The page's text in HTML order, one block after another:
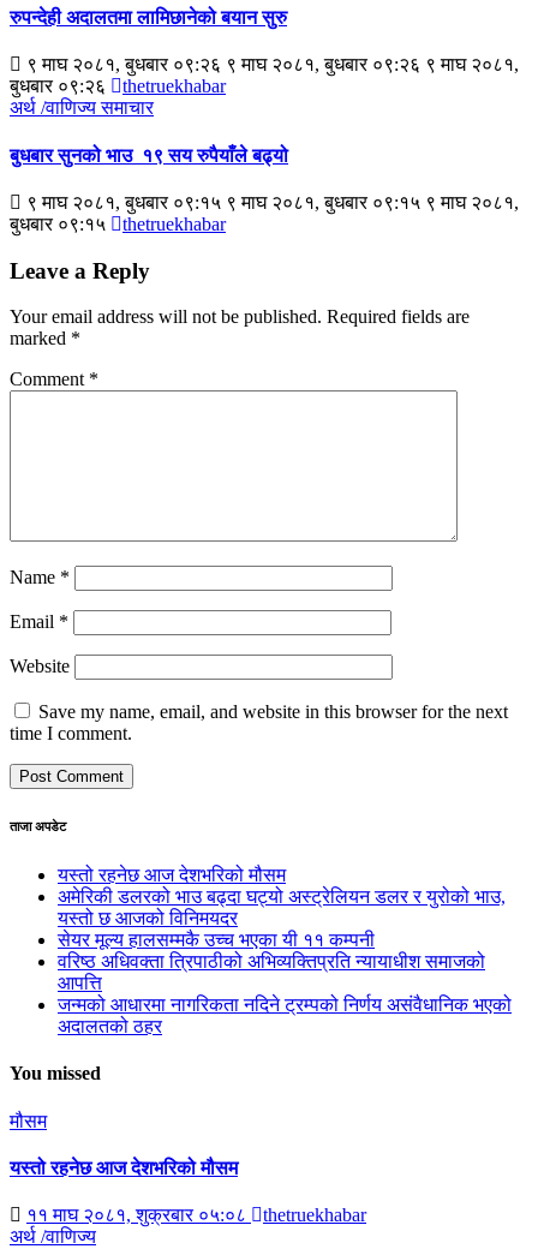
रुपन्देही अदालतमा लामिछानेको बयान सुरु
९ माघ २०८१, बुधबार ०९:२६ ९ माघ २०८१, बुधबार ०९:२६ ९ माघ २०८१,
बुधबार ०९:२६
thetruekhabar
अर्थ /वाणिज्यसमाचार
बुधबार सुनको भाउ १९ सय रुपैयाँले बढ्यो
९ माघ २०८१, बुधबार ०९:१५ ९ माघ २०८१, बुधबार ०९:१५ ९ माघ २०८१,
बुधबार ०९:१५
thetruekhabar
Leave a Reply
Your email address will not be published. Required fields are
marked *
Comment *
Name *
Email *
Website
Save my name, email, and website in this browser for the next
time I comment.
ताजा अपडेट
यस्तो रहनेछ आज देशभरिको मौसम
अमेरिकी डलरको भाउ बढ्दा घट्यो अस्ट्रेलियन डलर र युरोको भाउ,
यस्तो छ आजको विनिमयदर
सेयर मूल्य हालसम्मकै उच्च भएका यी ११ कम्पनी
वरिष्ठ अधिवक्ता त्रिपाठीको अभिव्यक्तिप्रति न्यायाधीश समाजको
आपत्ति
जन्मको आधारमा नागरिकता नदिने ट्रम्पको निर्णय असंवैधानिक भएको
अदालतको ठहर
You missed
मौसम
यस्तो रहनेछ आज देशभरिको मौसम
११ माघ २०८१, शुक्रबार ०५:०८
thetruekhabar
अर्थ /वाणिज्य